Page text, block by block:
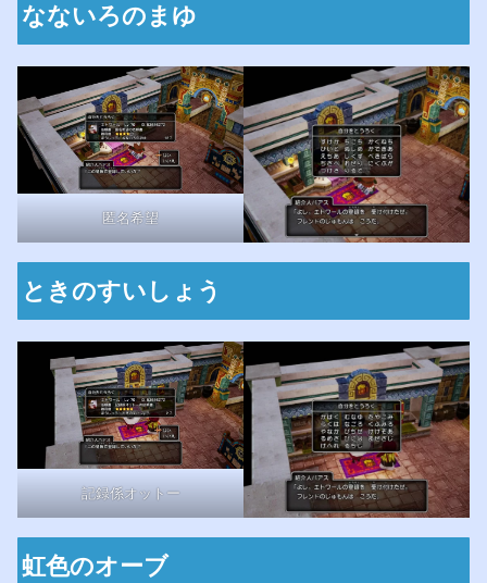
なないろのまゆ
匿名希望
ときのすいしょう
記録係オットー
虹色のオーブ